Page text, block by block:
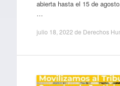
abierta hasta el 15 de
…
julio 18, 2022 de Derechos